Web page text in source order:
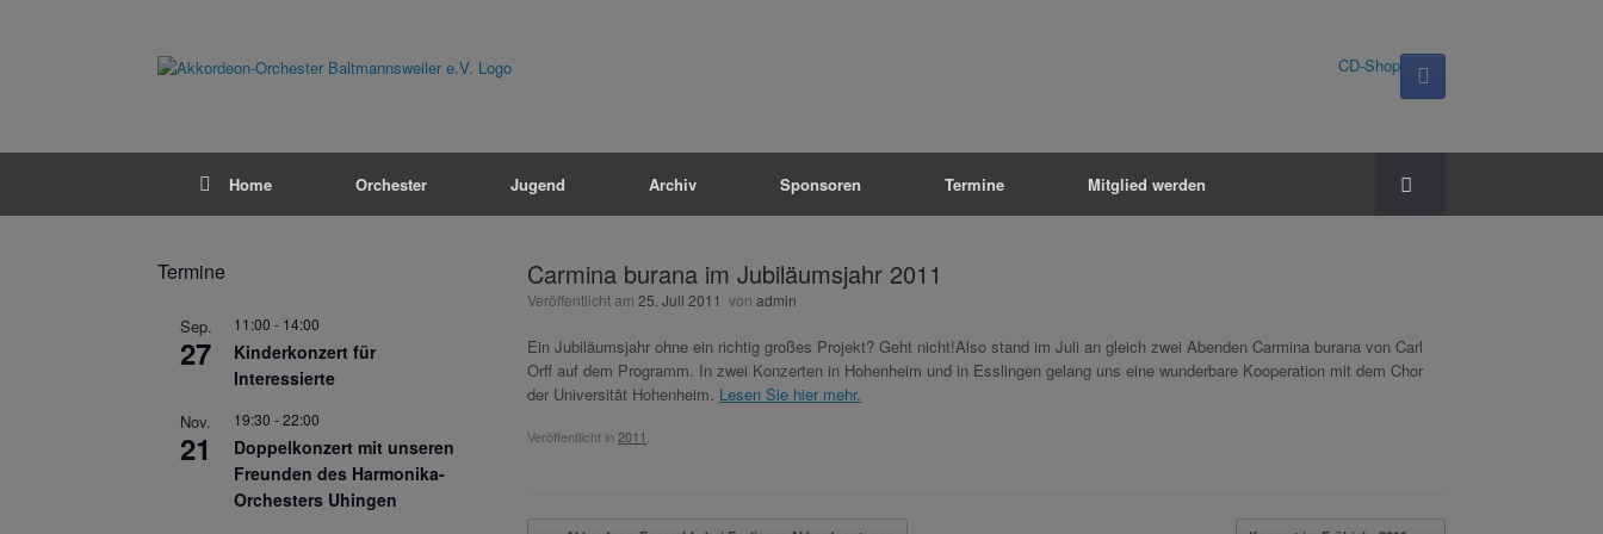
CD-Shop
Home Orchester Jugend Archiv Sponsoren Termine Mitglied werden
Carmina burana im Jubiläumsjahr 2011
Veröffentlicht am25. Juli 2011 vonadmin
Ein Jubiläumsjahr ohne ein richtig großes Projekt? Geht nicht!Also stand im Juli an gleich zwei Abenden Carmina burana von Carl
Orff auf dem Programm. In zwei Konzerten in Hohenheim und in Esslingen gelang uns eine wunderbare Kooperation mit dem Chor
der Universität Hohenheim. Lesen Sie hier mehr.
Veröffentlicht in 2011
Beitragsnavigation
Termine
Sep.
27
11:00 - 14:00
Kinderkonzert für
Interessierte
Nov.
21
19:30 -22:00
Doppelkonzert mit unseren
Freunden des Harmonika-
Orchesters Uhingen